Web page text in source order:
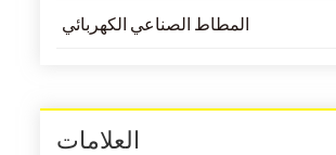
المطاط الصناعي الكهربائي
العلامات